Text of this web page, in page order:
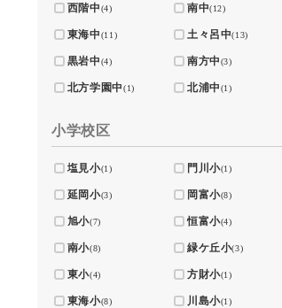
西階中(4) 南中(12)
東海中(11) 土々呂中(13)
黒岩中(4) 南方中(3)
北方学園中(1) 北浦中(1)
小学校区
塩見小(1) 門川小(1)
延岡小(3) 岡富小(8)
旭小(7) 恒富小(4)
南小(8) 緑ケ丘小(3)
東小(4) 方財小(1)
東海小(8) 川島小(1)